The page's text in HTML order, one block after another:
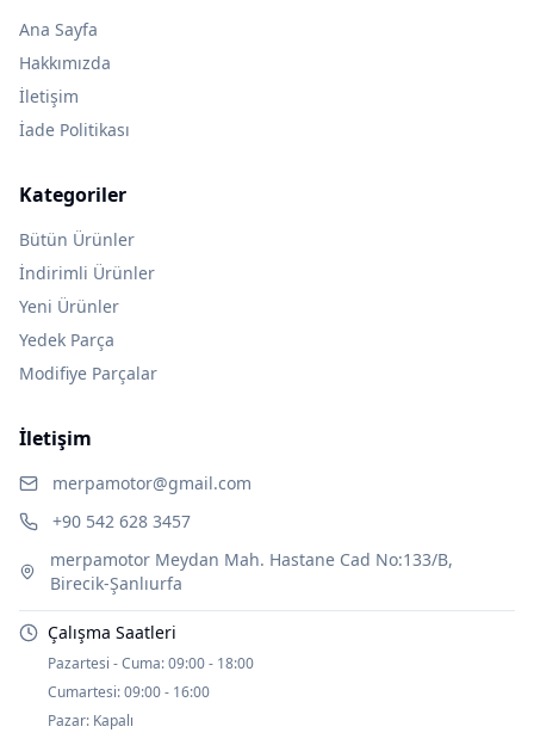
Ana Sayfa
Hakkımızda
İletişim
İade Politikası
Kategoriler
Bütün Ürünler
İndirimli Ürünler
Yeni Ürünler
Yedek Parça
Modifiye Parçalar
İletişim
merpamotor@gmail.com
+90 542 628 3457
merpamotor Meydan Mah. Hastane Cad No:133/B,
Birecik-Şanlıurfa
Çalışma Saatleri
Pazartesi - Cuma:09:00 - 18:00
Cumartesi:09:00 - 16:00
Pazar: Kapalı